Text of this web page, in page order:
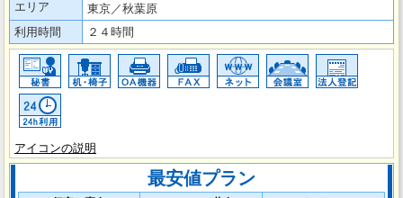
エリア
東京／秋葉原
利用時間
２４時間
アイコンの説明
最安値プラン